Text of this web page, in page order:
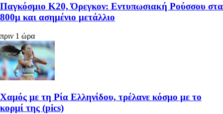
Παγκόσμιο Κ20, Όρεγκον: Εντυπωσιακή Ρούσσου στα
800μ και ασημένιο μετάλλιο
πριν 1 ώρα
Χαμός με τη Ρία Ελληνίδου, τρέλανε κόσμο με το
κορμί της (pics)